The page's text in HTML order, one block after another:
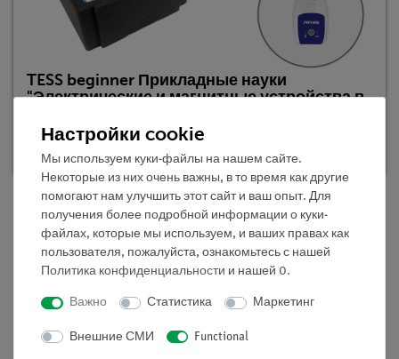
TESS beginner Прикладные науки
"Электрические и магнитные устройства в
Кат.номер 15238-88D | Тип: Set
Описание
они располагают постоянный магнит над железной
Настройки cookie
Мы используем куки-файлы на нашем сайте.
Некоторые из них очень важны, в то время как другие
помогают нам улучшить этот сайт и ваш опыт. Для
получения более подробной информации о куки-
файлах, которые мы используем, и ваших правах как
пользователя, пожалуйста, ознакомьтесь с нашей
Политика конфиденциальности и нашей 0.
Важно Статистика Маркетинг
Внешние СМИ Functional